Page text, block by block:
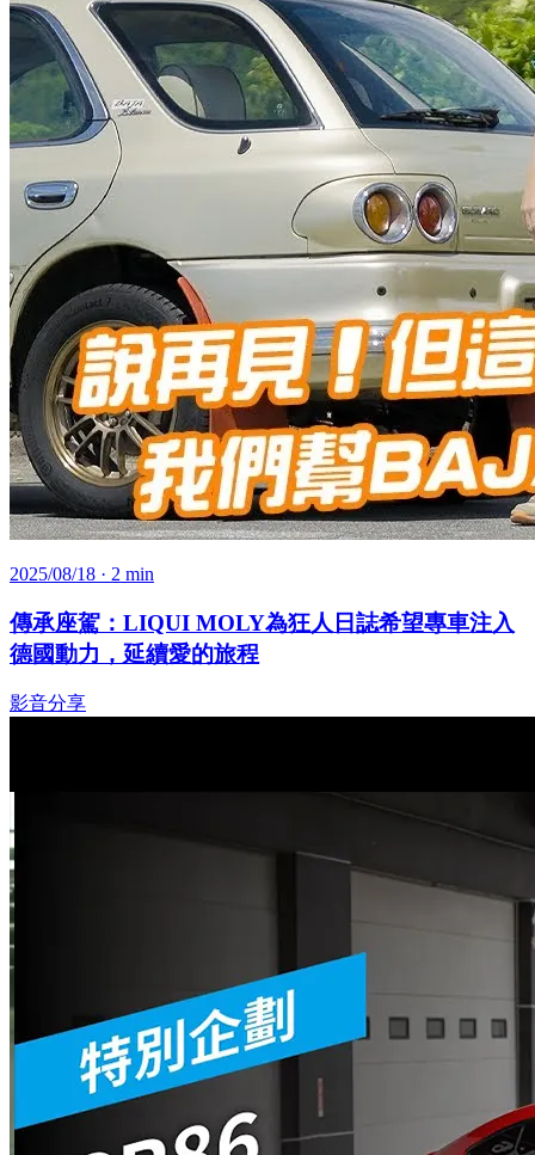
2025/08/18 · 2 min
傳承座駕：LIQUI MOLY為狂人日誌希望專車注入
德國動力，延續愛的旅程
影音分享